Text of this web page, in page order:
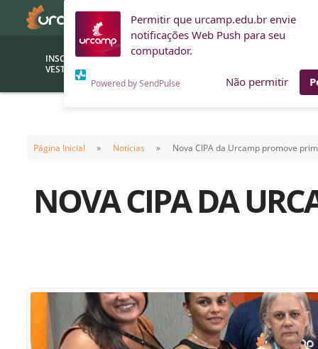
Permitir que urcamp.edu.br envie
notificações Web Push para seu
computador.
Powered by SendPulse Não permitir
INSCRIÇÕES
VESTIBULAR
BOLSAS E
(funcionários/professores)
PROUNI
Saiba como ingressar na
URCAMP
Fale com um
Página Inicial Notícias Nova CIPA da Urcamp promove
NOVA CIPA DA